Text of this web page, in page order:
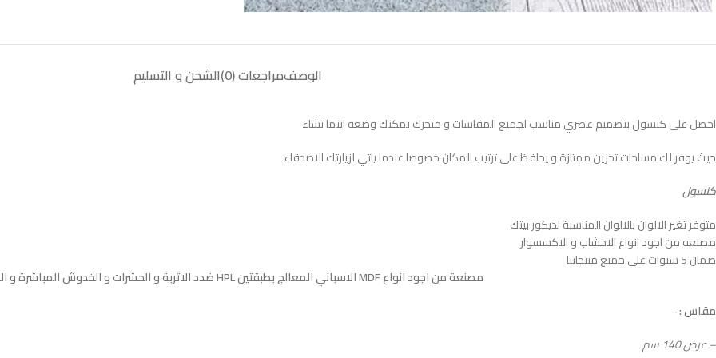
الوصفمراجعات (0) الشحن و التسليم
احصل على كنسول بتصميم عصري مناسب لجميع المقاسات و متحرك يمكنك وضعه اينما تشاء
حيث يوفر لك مساحات تخزين ممتازة و يحافظ على ترتيب المكان خصوصا عندما ياتي لزيارتك الاصدقاء
كنسول
متوفر تغير الالوان بالالوان المناسبة لديكور بيتك
مصنعه من اجود انواع الاخشاب و الاكسسوار
ضمان 5 سنوات على جميع منتجاتنا
مصنعة من اجود انواع MDF الاسباني المعالج بطبقتين HPL ضدد الاتربة و الحشرات و الخدوش المباشرة و الرطوبة
مقاس :-
– عرض 140 سم